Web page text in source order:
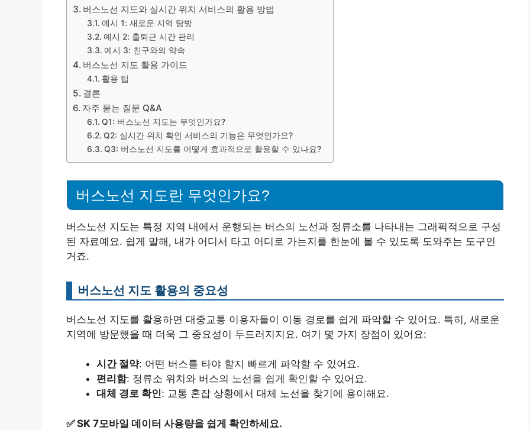
버스노선 지도와 실시간 위치 서비스의 활용 방법
예시 1: 새로운 지역 탐방
예시 2: 출퇴근 시간 관리
예시 3: 친구와의 약속
버스노선 지도 활용 가이드
활용 팁
결론
자주 묻는 질문 Q&A
Q1: 버스노선 지도는 무엇인가요?
Q2: 실시간 위치 확인 서비스의 기능은 무엇인가요?
Q3: 버스노선 지도를 어떻게 효과적으로 활용할 수 있나요?
버스노선 지도란 무엇인가요?
버스노선 지도는 특정 지역 내에서 운행되는 버스의 노선과 정류소를 나타내는 그래픽적으로 구성
된 자료예요. 쉽게 말해, 내가 어디서 타고 어디로 가는지를 한눈에 볼 수 있도록 도와주는 도구인
거죠.
버스노선 지도 활용의 중요성
버스노선 지도를 활용하면 대중교통 이용자들이 이동 경로를 쉽게 파악할 수 있어요. 특히, 새로운
지역에 방문했을 때 더욱 그 중요성이 두드러지지요. 여기 몇 가지 장점이 있어요:
시간 절약: 어떤 버스를 타야 할지 빠르게 파악할 수 있어요.
편리함: 정류소 위치와 버스의 노선을 쉽게 확인할 수 있어요.
대체 경로 확인: 교통 혼잡 상황에서 대체 노선을 찾기에 용이해요.
✅SK 7모바일 데이터 사용량을 쉽게 확인하세요.